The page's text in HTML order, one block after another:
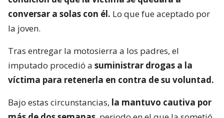
conversar a solas con él. Lo que fue aceptado por
la joven.
Tras entregar la motosierra a los padres, el
imputado procedió a suministrar drogas a la
víctima para retenerla en contra de su voluntad.
Bajo estas circunstancias, la mantuvo cautiva por